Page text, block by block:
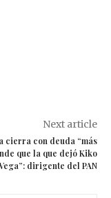
Next article
cierra con deuda “más
que la que dejó Kiko
dirigente del PAN